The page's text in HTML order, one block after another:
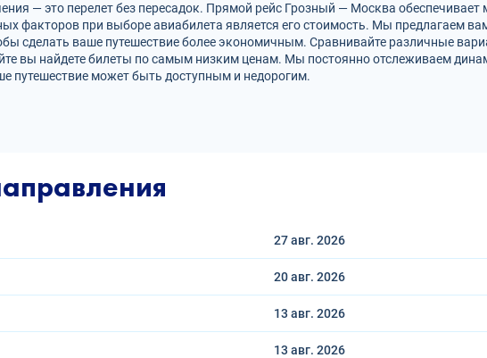
— это перелет без пересадок. Прямой рейс Грозный — Москва
факторов при выборе авиабилета является его стоимость. Мы предлагаем
сделать ваше путешествие более экономичным. Сравнивайте различные
вы найдете билеты по самым низким ценам. Мы постоянно отслеживаем
путешествие может быть доступным и недорогим.
27 авг. 2026
20 авг. 2026
13 авг. 2026
13 авг. 2026